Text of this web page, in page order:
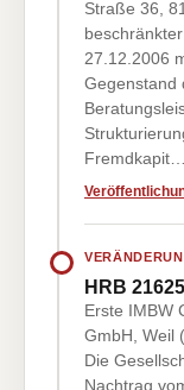
Straße 36,
27.12.2006
Gegenstand
Fremdkapit…
HRB
Erste IMBW
GmbH, Weil
Die
Nachtrag